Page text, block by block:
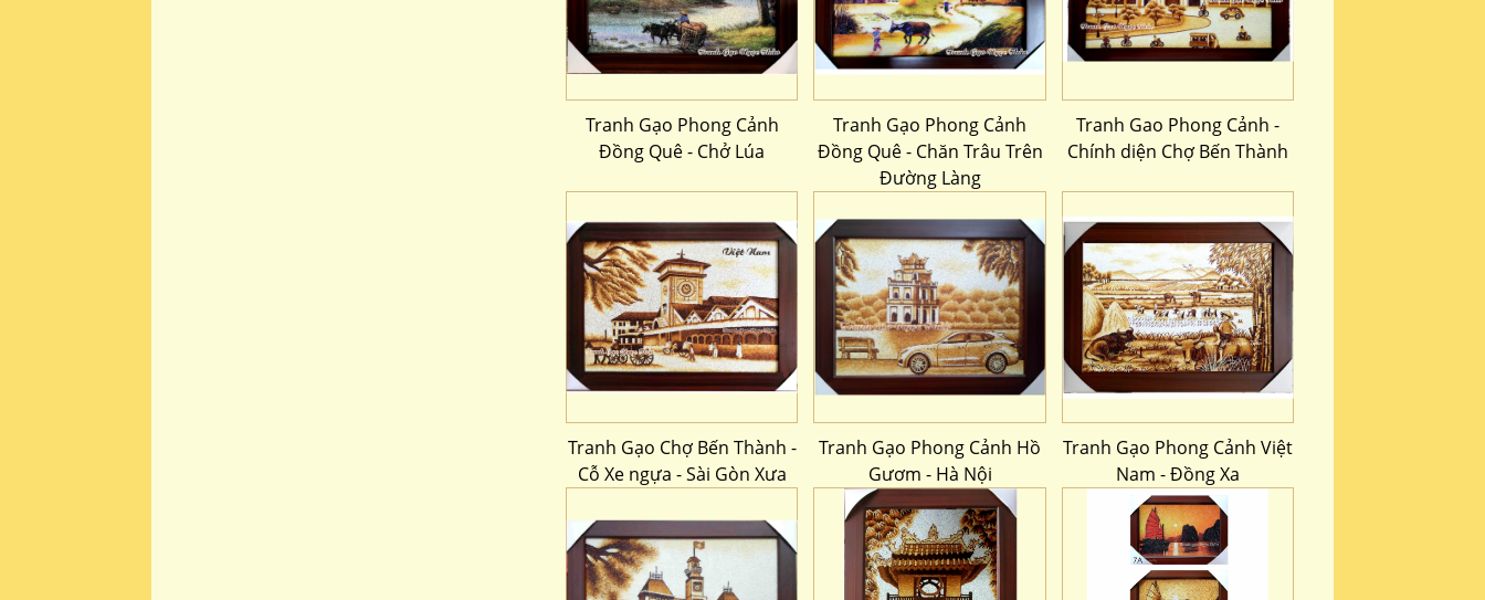
Tranh Gạo Phong Cảnh
Đồng Quê - Chở Lúa
Tranh Gạo Phong Cảnh
Đồng Quê - Chăn Trâu Trên
Đường Làng
Tranh Gao Phong Cảnh -
Chính diện Chợ Bến Thành
Tranh Gạo Chợ Bến Thành -
Cỗ Xe ngựa - Sài Gòn Xưa
Tranh Gạo Phong Cảnh Hồ
Gươm - Hà Nội
Tranh Gạo Phong Cảnh Việt
Nam - Đồng Xa